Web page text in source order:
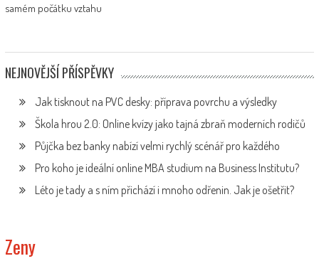
samém počátku vztahu
NEJNOVĚJŠÍ PŘÍSPĚVKY
Jak tisknout na PVC desky: příprava povrchu a výsledky
Škola hrou 2.0: Online kvízy jako tajná zbraň moderních rodičů
Půjčka bez banky nabízí velmi rychlý scénář pro každého
Pro koho je ideální online MBA studium na Business Institutu?
Léto je tady a s ním přichází i mnoho odřenin. Jak je ošetřit?
Zeny